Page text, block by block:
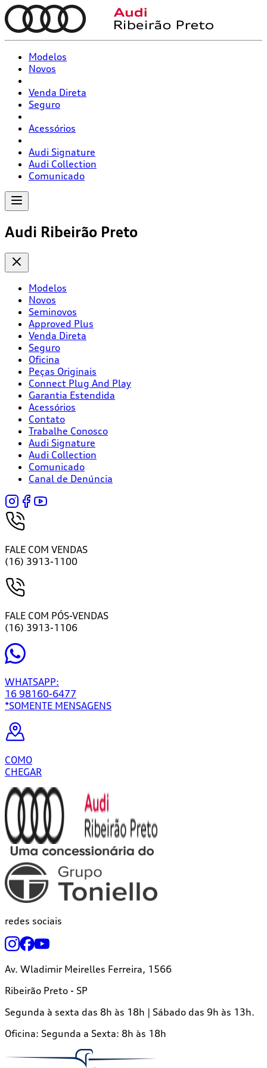
Modelos
Novos
Venda Direta
Seguro
Acessórios
Audi Signature
Audi Collection
Comunicado
Audi Ribeirão Preto
Modelos
Novos
Seminovos
Approved Plus
Venda Direta
Seguro
Oficina
Peças Originais
Connect Plug And Play
Garantia Estendida
Acessórios
Contato
Trabalhe Conosco
Audi Signature
Audi Collection
Comunicado
Canal de Denúncia
FALE COM VENDAS
(16) 3913-1100
FALE COM PÓS-VENDAS
(16) 3913-1106
WHATSAPP:
16 98160-6477
*SOMENTE MENSAGENS
COMO
CHEGAR
redes sociais
Av. Wladimir Meirelles Ferreira, 1566
Ribeirão Preto - SP
Segunda à sexta das 8h às 18h | Sábado das 9h às 13h.
Oficina: Segunda a Sexta: 8h às 18h